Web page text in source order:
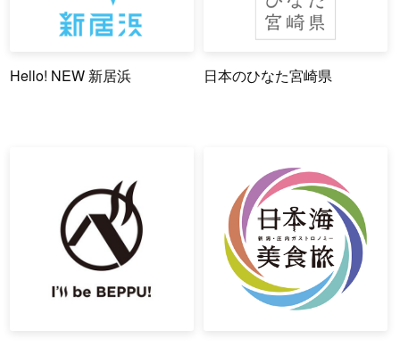
Hello! NEW 新居浜 日本のひなた宮崎県